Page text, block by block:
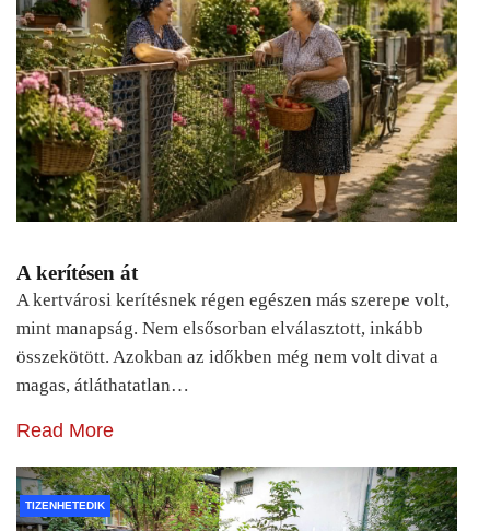
A kerítésen át
A kertvárosi kerítésnek régen egészen más szerepe volt,
mint manapság. Nem elsősorban elválasztott, inkább
összekötött. Azokban az időkben még nem volt divat a
magas, átláthatatlan…
Read More
TIZENHETEDIK